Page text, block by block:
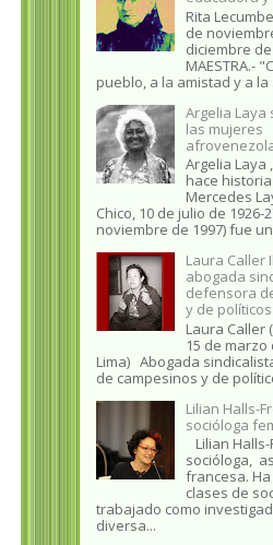
Rita
de
diciembre de
MAESTRA.-
pueblo, a la amistad y a la
Argelia Laya
las mujeres
Argelia Laya
hace
Mercedes
Chico, 10 de julio de 1926-
noviembre de 1997) fue
Laura Caller
abogada
defensora
y de
Laura Caller
15 de marzo
Lima) Abogada
de campesinos y de
Lilian Halls-
socióloga
Lilian
socióloga,
francesa.
clases de
trabajado como
diversa...